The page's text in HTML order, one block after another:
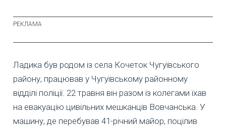
Ладика був родом із села Кочеток Чугуївського
району, працював у Чугуївському районному
відділі поліції. 22 травня він разом із колегами їхав
на евакуацію цивільних мешканців Вовчанська. У
машину, де перебував 41-річний майор, поцілив